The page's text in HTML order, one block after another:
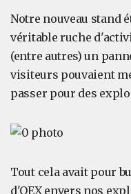
Notre nouveau stand
véritable ruche
(entre autres) un
visiteurs pouvaient
passer pour des
Tout cela avait pour
d'OEX envers nos